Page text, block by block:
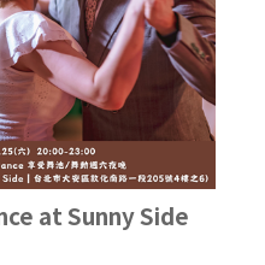
at Sunny Side